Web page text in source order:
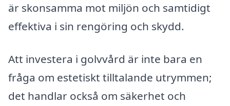
är skonsamma mot miljön och samtidigt
effektiva i sin rengöring och skydd.
Att investera i golvvård är inte bara en
fråga om estetiskt tilltalande utrymmen;
det handlar också om säkerhet och